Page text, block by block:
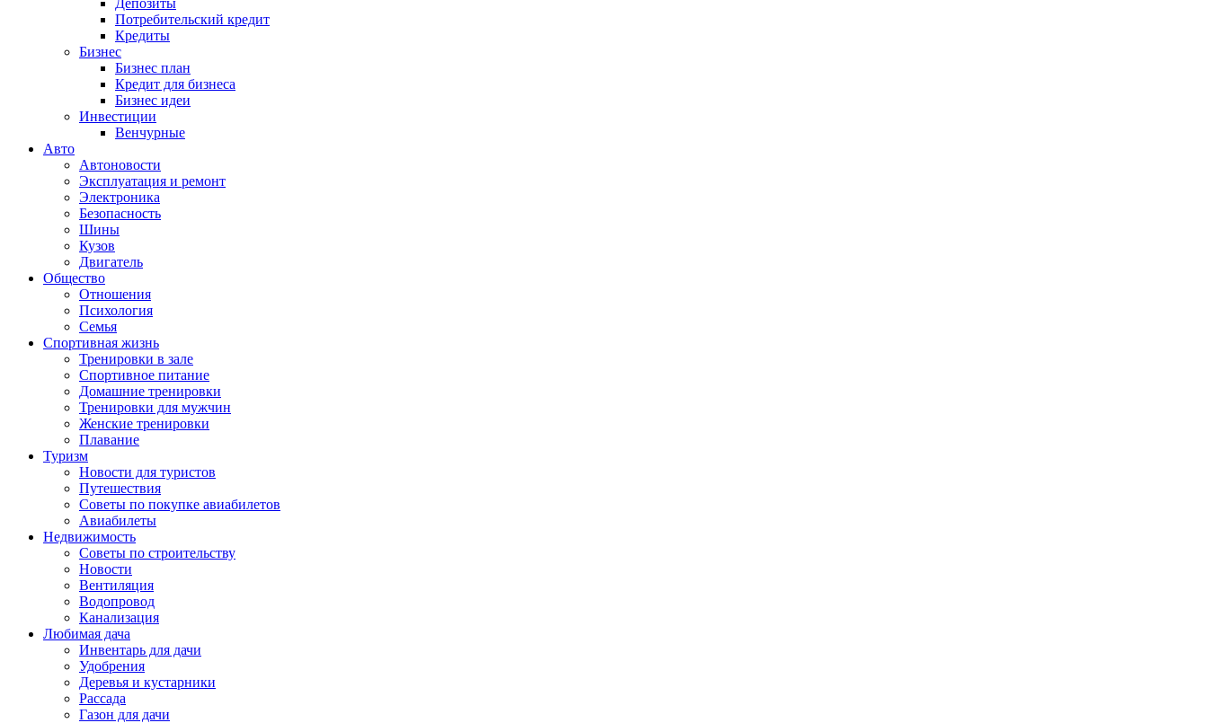
Депозиты
Потребительский кредит
Кредиты
Бизнес
Бизнес план
Кредит для бизнеса
Бизнес идеи
Инвестиции
Венчурные
Авто
Автоновости
Эксплуатация и ремонт
Электроника
Безопасность
Шины
Кузов
Двигатель
Общество
Отношения
Психология
Семья
Спортивная жизнь
Тренировки в зале
Спортивное питание
Домашние тренировки
Тренировки для мужчин
Женские тренировки
Плавание
Туризм
Новости для туристов
Путешествия
Советы по покупке авиабилетов
Авиабилеты
Недвижимость
Советы по строительству
Новости
Вентиляция
Водопровод
Канализация
Любимая дача
Инвентарь для дачи
Удобрения
Деревья и кустарники
Рассада
Газон для дачи